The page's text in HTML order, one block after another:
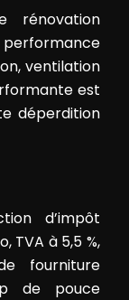
rénovation
performance
ventilation
est
déperdition
d’impôt
TVA à 5,5 %,
fourniture
de pouce